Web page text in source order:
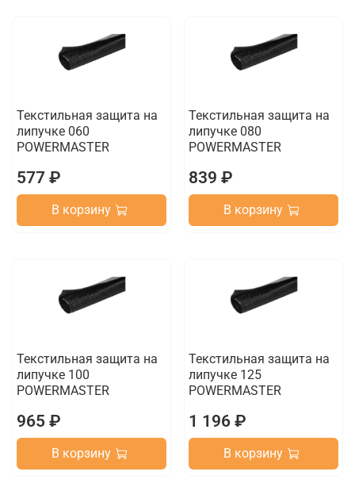
Текстильная защита на
липучке 060
POWERMASTER
577 ₽
В корзину
Текстильная защита на
липучке 080
POWERMASTER
839 ₽
В корзину
Текстильная защита на
липучке 100
POWERMASTER
965 ₽
В корзину
Текстильная защита на
липучке 125
POWERMASTER
1 196 ₽
В корзину